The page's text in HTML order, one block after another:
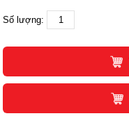
Số lượng: